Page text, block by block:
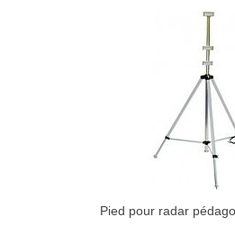
Pied pour radar